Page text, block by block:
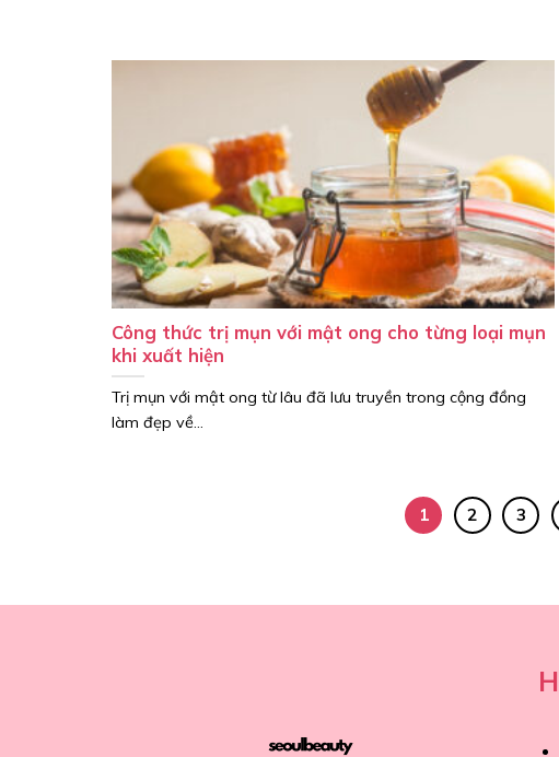
Công thức trị mụn với mật ong cho từng loại mụn
khi xuất hiện
Trị mụn với mật ong từ lâu đã lưu truyền trong cộng đồng
làm đẹp về...
1 2 3